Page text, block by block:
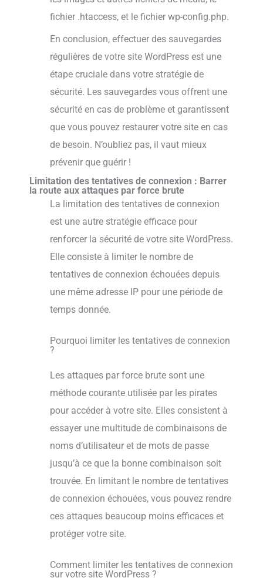
fichier .htaccess, et le fichier wp-config.php.
En conclusion, effectuer des sauvegardes
régulières de votre site WordPress est une
étape cruciale dans votre stratégie de
sécurité. Les sauvegardes vous offrent une
sécurité en cas de problème et garantissent
que vous pouvez restaurer votre site en cas
de besoin. N’oubliez pas, il vaut mieux
prévenir que guérir !
Limitation des tentatives de connexion : Barrer
la route aux attaques par force brute
La limitation des tentatives de connexion
est une autre stratégie efficace pour
renforcer la sécurité de votre site WordPress.
Elle consiste à limiter le nombre de
tentatives de connexion échouées depuis
une même adresse IP pour une période de
temps donnée.
Pourquoi limiter les tentatives de connexion
?
Les attaques par force brute sont une
méthode courante utilisée par les pirates
pour accéder à votre site. Elles consistent à
essayer une multitude de combinaisons de
noms d’utilisateur et de mots de passe
jusqu’à ce que la bonne combinaison soit
trouvée. En limitant le nombre de tentatives
de connexion échouées, vous pouvez rendre
ces attaques beaucoup moins efficaces et
protéger votre site.
Comment limiter les tentatives de connexion
sur votre site WordPress ?